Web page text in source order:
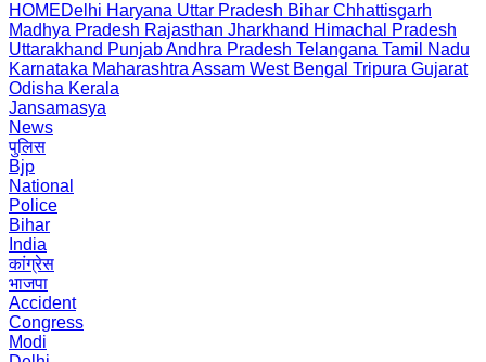
HOMEDelhi Haryana Uttar Pradesh Bihar Chhattisgarh
Madhya Pradesh Rajasthan Jharkhand Himachal Pradesh
Uttarakhand PunjabAndhra Pradesh Telangana Tamil Nadu
Karnataka Maharashtra Assam West Bengal Tripura Gujarat
Odisha Kerala
Jansamasya
News
पुलिस
Bjp
National
Police
Bihar
India
कांग्रेस
भाजपा
Accident
Congress
Modi